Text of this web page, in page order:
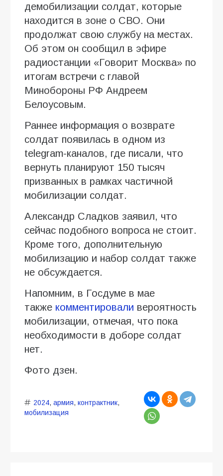
демобилизации солдат, которые
находится в зоне о СВО. Они
продолжат свою службу на местах.
Об этом он сообщил в эфире
радиостанции «Говорит Москва» по
итогам встречи с главой
Минобороны РФ Андреем
Белоусовым.
Раннее информация о возврате
солдат появилась в одном из
telegram-каналов, где писали, что
вернуть планируют 150 тысяч
призванных в рамках частичной
мобилизации солдат.
Александр Сладков заявил, что
сейчас подобного вопроса не стоит.
Кроме того, дополнительную
мобилизацию и набор солдат также
не обсуждается.
Напомним, в Госдуме в мае
также комментировали вероятность
мобилизации, отмечая, что пока
необходимости в доборе солдат
нет.
Фото дзен.
2024, армия, контрактник,
мобилизация